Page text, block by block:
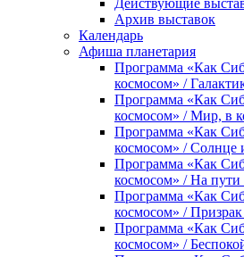
Действующие
Архив выставок
Календарь
Афиша планетария
Программа «Как
космосом» /
Программа «Как
космосом» / Мир, в
Программа «Как
космосом» / Солнце
Программа «Как
космосом» / На пути
Программа «Как
космосом» /
Программа «Как
космосом» /